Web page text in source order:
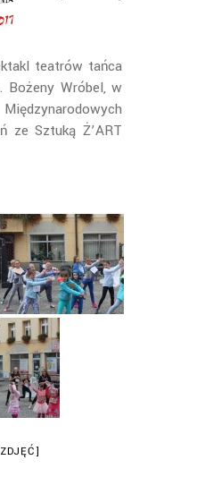
teatrów tańca
Bożeny Wróbel, w
ze Sztuką Ż’ART